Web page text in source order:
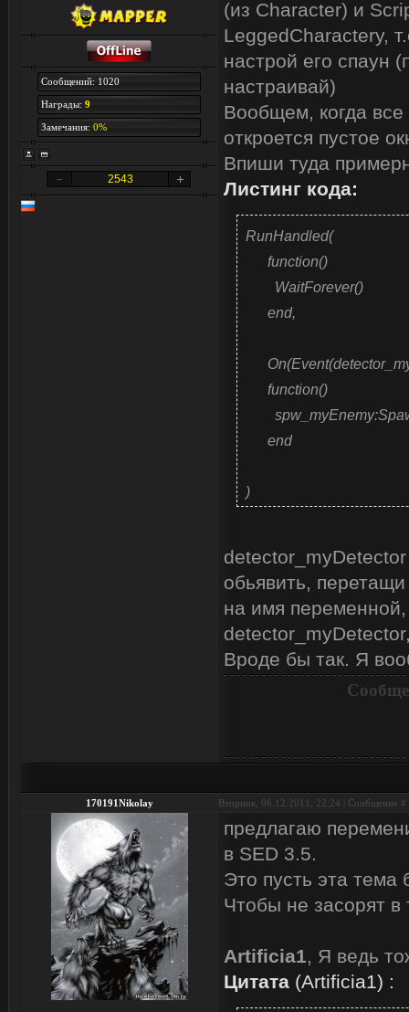
Сообщений: 1020
Награды: 9
Замечания: 0%
2543
(из Character) и
LeggedCharacterу,
настрой его спаун
настраивай)
Вообщем, когда
откроется пустое
Впиши туда
Листинг кода:
RunHandled(
function()
WaitForever()
end,
function()
end
)
обьявить,
на имя
Вроде бы так. Я
170191Nikolay Вторник, 06.12.2011, 22:24 | Сообщение #
предлагаю
в SED 3.5.
Это пусть эта тема
Чтобы не засорят
Artificia1, Я ведь
Цитата (Artificia1) :